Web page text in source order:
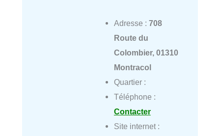
Adresse : 708
Route du
Colombier, 01310
Montracol
Quartier :
Téléphone :
Contacter
Site internet :